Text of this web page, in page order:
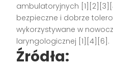
ambulatoryjnych
bezpieczne i dobrze
wykorzystywane w
laryngologicznej [1][4][6].
Źródła: